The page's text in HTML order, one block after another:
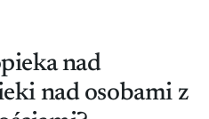
nad
nad osobami z